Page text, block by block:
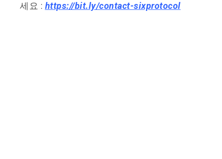
세요 : https://bit.ly/contact-sixprotocol